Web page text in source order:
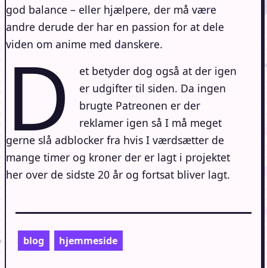
god balance – eller hjælpere, der må være
andre derude der har en passion for at dele
viden om anime med danskere.
D
et betyder dog også at der igen
er udgifter til siden. Da ingen
brugte Patreonen er der
reklamer igen så I må meget
gerne slå adblocker fra hvis I værdsætter de
mange timer og kroner der er lagt i projektet
her over de sidste 20 år og fortsat bliver lagt.
blog hjemmeside